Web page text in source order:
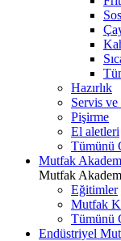
Hazırlık
Servis
Pişirme
El aletleri
Tümünü
Mutfak
Mutfak
Eğitimler
Mutfak
Tümünü
Endüstriyel